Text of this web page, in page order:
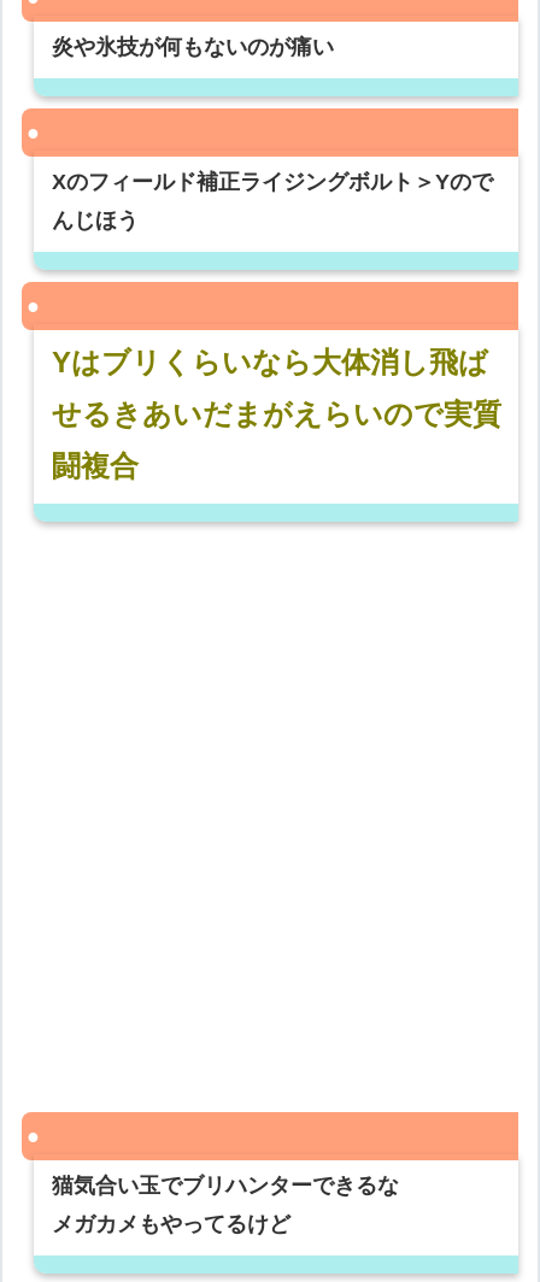
炎や氷技が何もないのが痛い
Xのフィールド補正ライジングボルト＞Yので
んじほう
Yはブリくらいなら大体消し飛ば
せるきあいだまがえらいので実質
闘複合
猫気合い玉でブリハンターできるな
メガカメもやってるけど